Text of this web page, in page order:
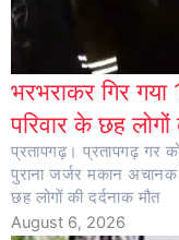
भरभराकर गिर
परिवार के छह
प्रतापगढ़। प्रतापगढ़ गर
पुराना जर्जर मकान
छह लोगों की दर्दनाक मौत
August 6, 2026